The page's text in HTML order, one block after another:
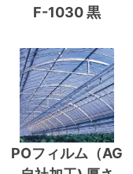
F-1030 黒
POフィルム（AG